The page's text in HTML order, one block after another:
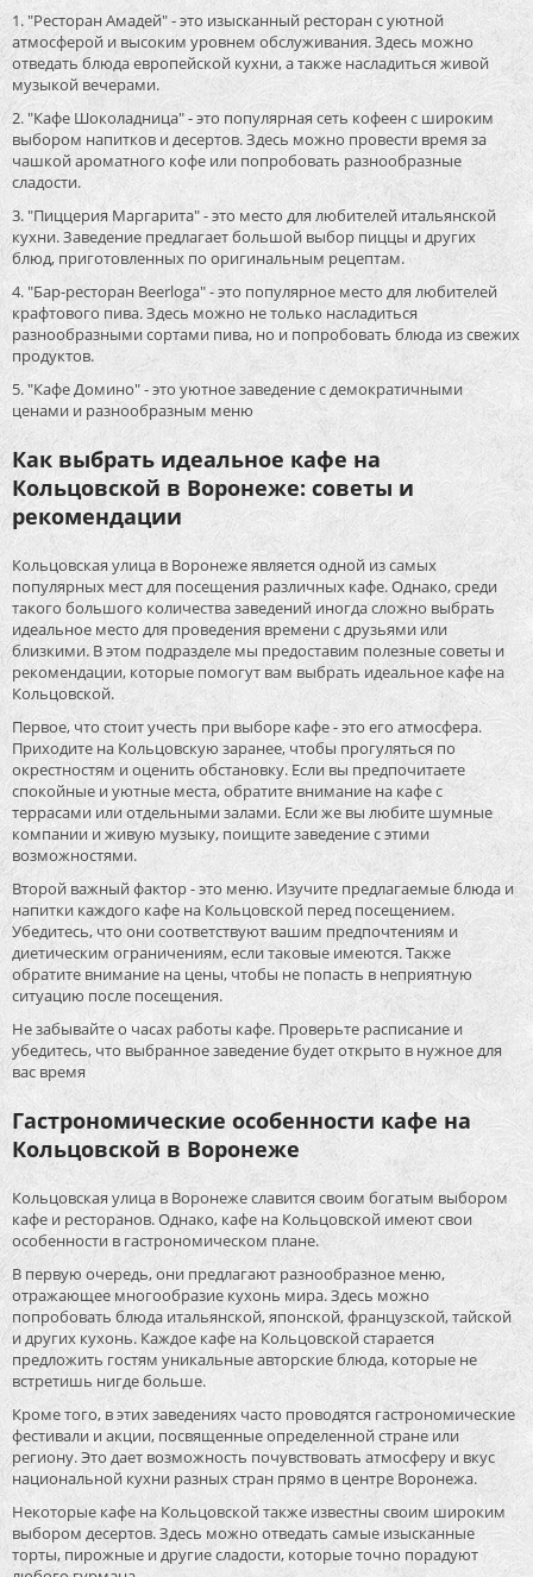
1. "Ресторан Амадей" - это изысканный ресторан с уютной
атмосферой и высоким уровнем обслуживания. Здесь можно
отведать блюда европейской кухни, а также насладиться живой
музыкой вечерами.
2. "Кафе Шоколадница" - это популярная сеть кофеен с широким
выбором напитков и десертов. Здесь можно провести время за
чашкой ароматного кофе или попробовать разнообразные
сладости.
3. "Пиццерия Маргарита" - это место для любителей итальянской
кухни. Заведение предлагает большой выбор пиццы и других
блюд, приготовленных по оригинальным рецептам.
4. "Бар-ресторан Beerloga" - это популярное место для любителей
крафтового пива. Здесь можно не только насладиться
разнообразными сортами пива, но и попробовать блюда из свежих
продуктов.
5. "Кафе Домино" - это уютное заведение с демократичными
ценами и разнообразным меню
Как выбрать идеальное кафе на
Кольцовской в Воронеже: советы и
рекомендации
Кольцовская улица в Воронеже является одной из самых
популярных мест для посещения различных кафе. Однако, среди
такого большого количества заведений иногда сложно выбрать
идеальное место для проведения времени с друзьями или
близкими. В этом подразделе мы предоставим полезные советы и
рекомендации, которые помогут вам выбрать идеальное кафе на
Кольцовской.
Первое, что стоит учесть при выборе кафе - это его атмосфера.
Приходите на Кольцовскую заранее, чтобы прогуляться по
окрестностям и оценить обстановку. Если вы предпочитаете
спокойные и уютные места, обратите внимание на кафе с
террасами или отдельными залами. Если же вы любите шумные
компании и живую музыку, поищите заведение с этими
возможностями.
Второй важный фактор - это меню. Изучите предлагаемые блюда и
напитки каждого кафе на Кольцовской перед посещением.
Убедитесь, что они соответствуют вашим предпочтениям и
диетическим ограничениям, если таковые имеются. Также
обратите внимание на цены, чтобы не попасть в неприятную
ситуацию после посещения.
Не забывайте о часах работы кафе. Проверьте расписание и
убедитесь, что выбранное заведение будет открыто в нужное для
вас время
Гастрономические особенности кафе на
Кольцовской в Воронеже
Кольцовская улица в Воронеже славится своим богатым выбором
кафе и ресторанов. Однако, кафе на Кольцовской имеют свои
особенности в гастрономическом плане.
В первую очередь, они предлагают разнообразное меню,
отражающее многообразие кухонь мира. Здесь можно
попробовать блюда итальянской, японской, французской, тайской
и других кухонь. Каждое кафе на Кольцовской старается
предложить гостям уникальные авторские блюда, которые не
встретишь нигде больше.
Кроме того, в этих заведениях часто проводятся гастрономические
фестивали и акции, посвященные определенной стране или
региону. Это дает возможность почувствовать атмосферу и вкус
национальной кухни разных стран прямо в центре Воронежа.
Некоторые кафе на Кольцовской также известны своим широким
выбором десертов. Здесь можно отведать самые изысканные
торты, пирожные и другие сладости, которые точно порадуют